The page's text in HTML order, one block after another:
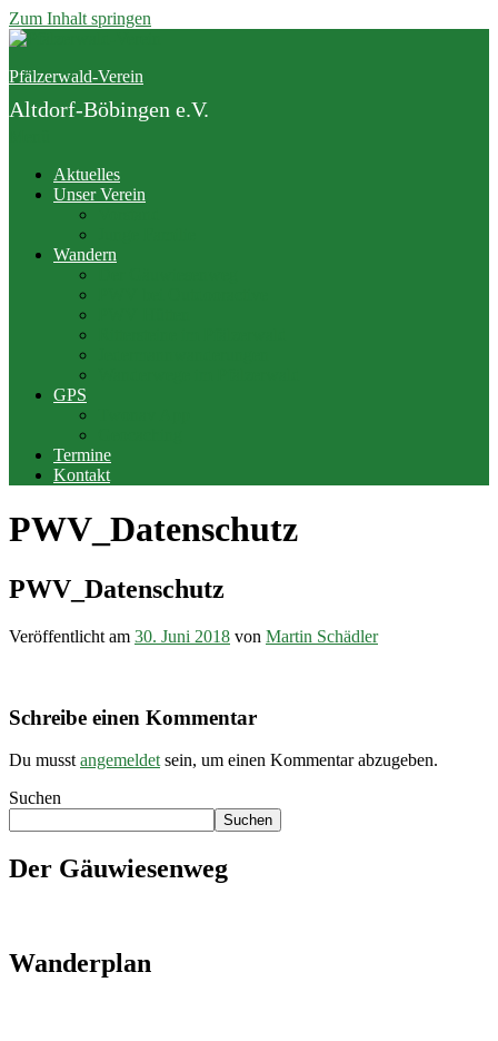
Zum Inhalt springen
Pfälzerwald-Verein
Altdorf-Böbingen e.V.
Aktuelles
Unser Verein
Wandern
GPS
Termine
Kontakt
PWV_Datenschutz
PWV_Datenschutz
Veröffentlicht am 30. Juni 2018 von Martin Schädler
Schreibe einen Kommentar
Du musst angemeldet sein, um einen Kommentar abzugeben.
Suchen
Suchen
Der Gäuwiesenweg
Wanderplan